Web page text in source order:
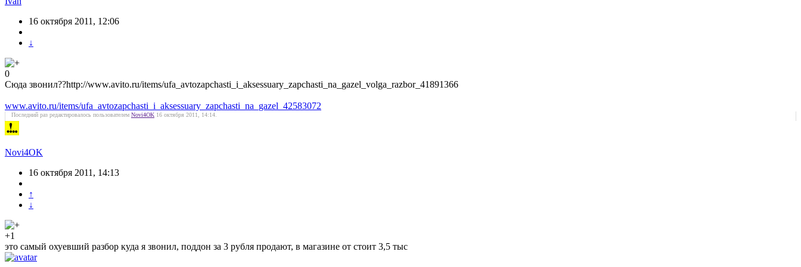
16 октября 2011, 12:06
↓
0
Сюда звонил??http://www.avito.ru/items/ufa_avtozapchasti_i_aksessuary_zapchasti_na_gazel_volga_razbor_41891366
www.avito.ru/items/ufa_avtozapchasti_i_aksessuary_zapchasti_na_gazel_42583072
Последний раз редактировалось пользователем Novi4OK 16 октября 2011, 14:14.
Novi4OK
16 октября 2011, 14:13
↑
↓
+1
это самый охуевший разбор куда я звонил, поддон за 3 рубля продают, в магазине от стоит 3,5 тыс